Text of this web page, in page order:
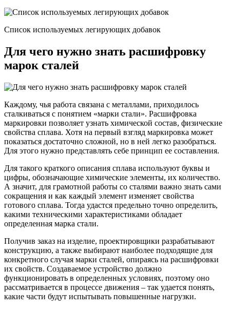
Список используемых легирующих добавок
Для чего нужно знать расшифровку
марок сталей
Каждому, чья работа связана с металлами, приходилось
сталкиваться с понятием «марки стали». Расшифровка
маркировки позволяет узнать химической состав, физические
свойства сплава. Хотя на первый взгляд маркировка может
показаться достаточно сложной, но в ней легко разобраться.
Для этого нужно представлять себе принцип ее составления.
Для такого краткого описания сплава используют буквы и
цифры, обозначающие химические элементы, их количество.
А значит, для грамотной работы со сталями важно знать сами
сокращения и как каждый элемент изменяет свойства
готового сплава. Тогда удастся предельно точно определить,
какими техническими характеристиками обладает
определенная марка стали.
Получив заказ на изделие, проектировщики разрабатывают
конструкцию, а также выбирают наиболее подходящие для
конкретного случая марки сталей, опираясь на расшифровки
их свойств. Создаваемое устройство должно
функционировать в определенных условиях, поэтому оно
рассматривается в процессе движения – так удается понять,
какие части будут испытывать повышенные нагрузки.